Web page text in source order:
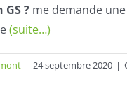
? me demande
(suite…)
| 24 septembre 2020 |